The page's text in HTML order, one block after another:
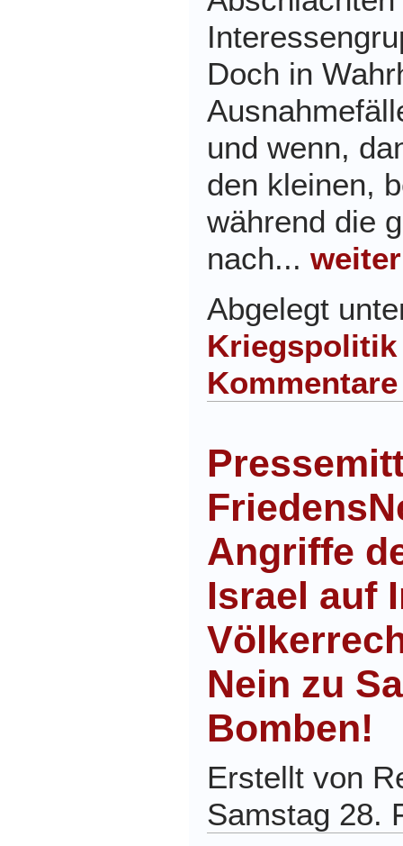
Doch in
und wenn,
den kleinen,
während die
nach...
Abgelegt
Kriegspolitik
Angriffe
Israel auf
Nein zu
Bomben!
Erstellt von
Samstag 28.